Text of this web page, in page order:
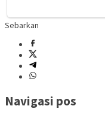
Sebarkan
Navigasi pos